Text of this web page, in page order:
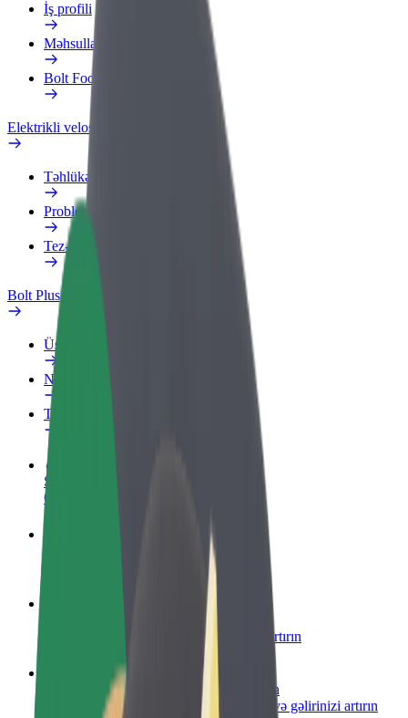
İş profili
Məhsullar
Bolt Food for Business
Elektrikli velosipedlər
Təhlükəsizlik Laboratoriyası
Problemi bildir
Tez-tez verilən suallar
Bolt Plus
Üstünlüklər
Necə qoşulmalı?
Tez-tez verilən suallar
Sürücü ol
Öz şərtlərinizə uyğun olaraq qazanın
Yemək çatdırın və həftəlik ödəniş alın
Restoran və ya mağaza əlavə edin
Daha çox müştəri cəlb edin və satışları artırın
Avtopark sahibi kimi qeydiyyatdan keçin
Avtoparkınızı Bolt platformasına qoşun və gəlirinizi artırın